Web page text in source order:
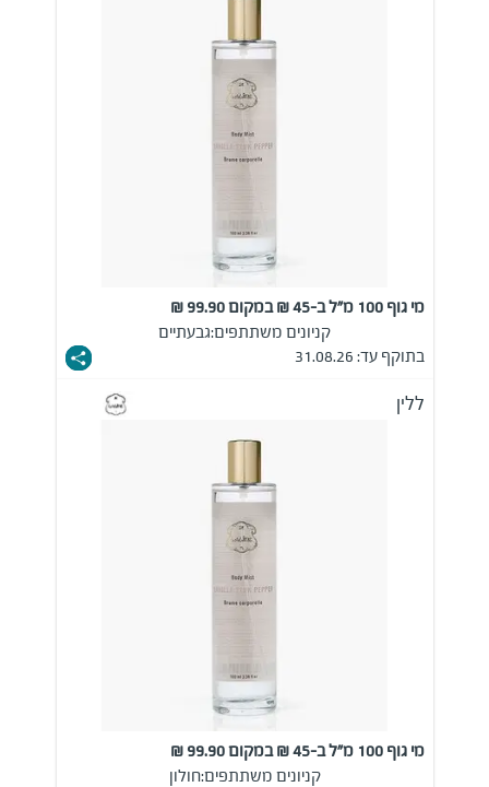
מי גוף 100 מ"ל ב-45 ₪ במקום 99.90 ₪
קניונים משתתפים:גבעתיים
בתוקף עד: 31.08.26
ללין
מי גוף 100 מ"ל ב-45 ₪ במקום 99.90 ₪
קניונים משתתפים:חולון